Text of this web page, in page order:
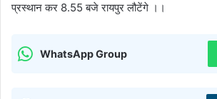
प्रस्थान कर 8.55 बजे रायपुर लौटेंगे ।।
WhatsApp Group